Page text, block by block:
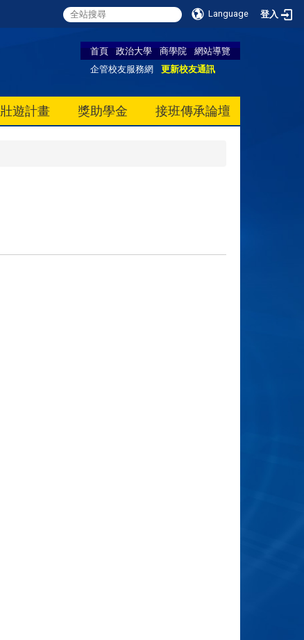
Language 登入
首頁 政治大學 商學院
網站導覽
企管校友服務網
更新校友通訊
壯遊計畫 獎助學金 接班傳承論壇